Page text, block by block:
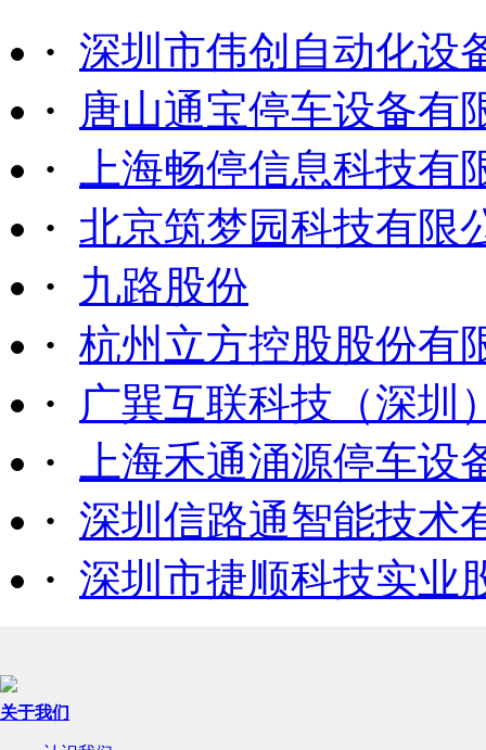
· 深圳市伟创自动化设
·
唐山通宝停车设备有
·
上海畅停信息科技有
· 北京筑梦园科技有限
·
九路股份
· 杭州立方控股股份有
·
广巽互联科技（深圳
·
上海禾通涌源停车设
· 深圳信路通智能技术
· 深圳市捷顺科技实业
关于我们